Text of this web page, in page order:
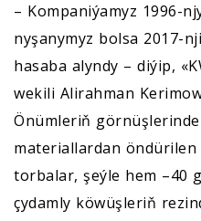
– Kompaniýamyz 1996-
nyşanymyz bolsa 2017-
hasaba alyndy – diýip,
wekili Alirahman
Önümleriň
materiallardan
torbalar, şeýle hem –40
çydamly köwüşleriň